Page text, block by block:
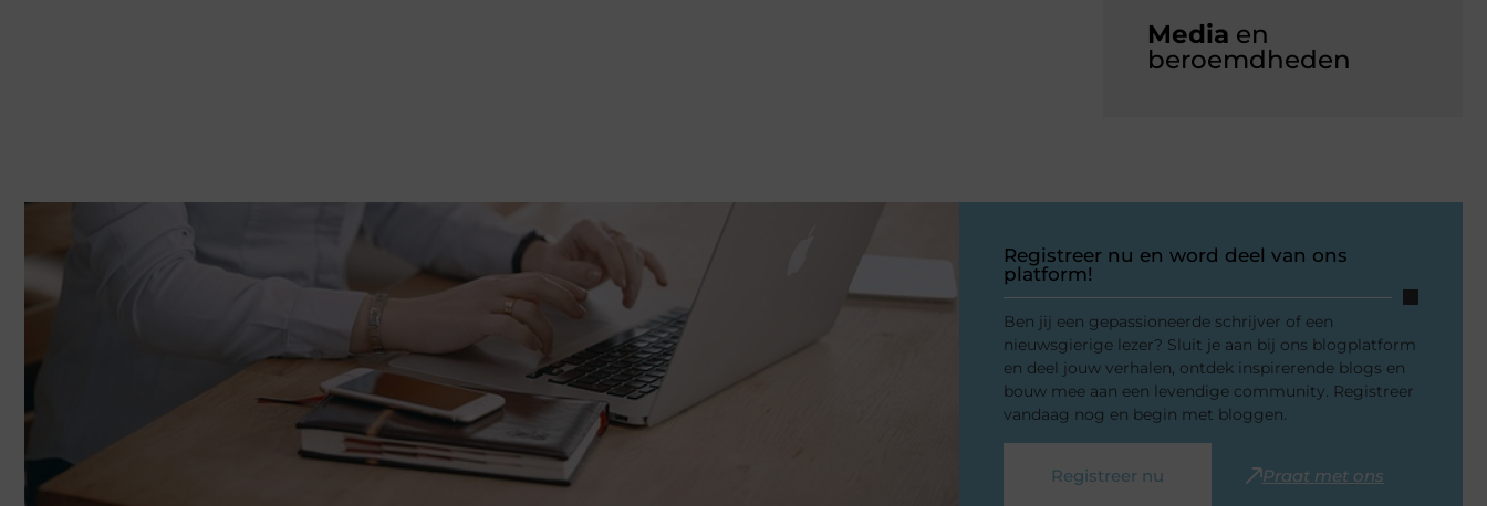
Media en
beroemdheden
Registreer nu en word deel van ons
platform!
Ben jij een gepassioneerde schrijver of een
nieuwsgierige lezer? Sluit je aan bij ons blogplatform
en deel jouw verhalen, ontdek inspirerende blogs en
bouw mee aan een levendige community. Registreer
vandaag nog en begin met bloggen.
Registreer nu Praat met ons